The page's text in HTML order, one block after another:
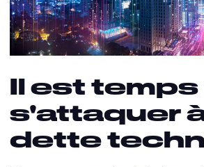
Il est temps
s'attaquer
dette